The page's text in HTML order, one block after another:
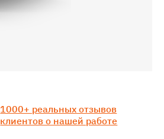
1000+ реальных отзывов
клиентов о нашей работе